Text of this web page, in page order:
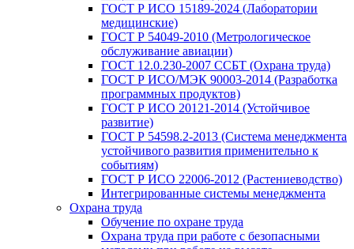
ГОСТ Р ИСО 15189-2024 (Лаборатории
медицинские)
ГОСТ Р 54049-2010 (Метрологическое
обслуживание авиации)
ГОСТ 12.0.230-2007 ССБТ (Охрана труда)
ГОСТ Р ИСО/МЭК 90003-2014 (Разработка
программных продуктов)
ГОСТ Р ИСО 20121-2014 (Устойчивое
развитие)
ГОСТ Р 54598.2-2013 (Система менеджмента
устойчивого развития применительно к
событиям)
ГОСТ Р ИСО 22006-2012 (Растениеводство)
Интегрированные системы менеджмента
Охрана труда
Обучение по охране труда
Охрана труда при работе с безопасными